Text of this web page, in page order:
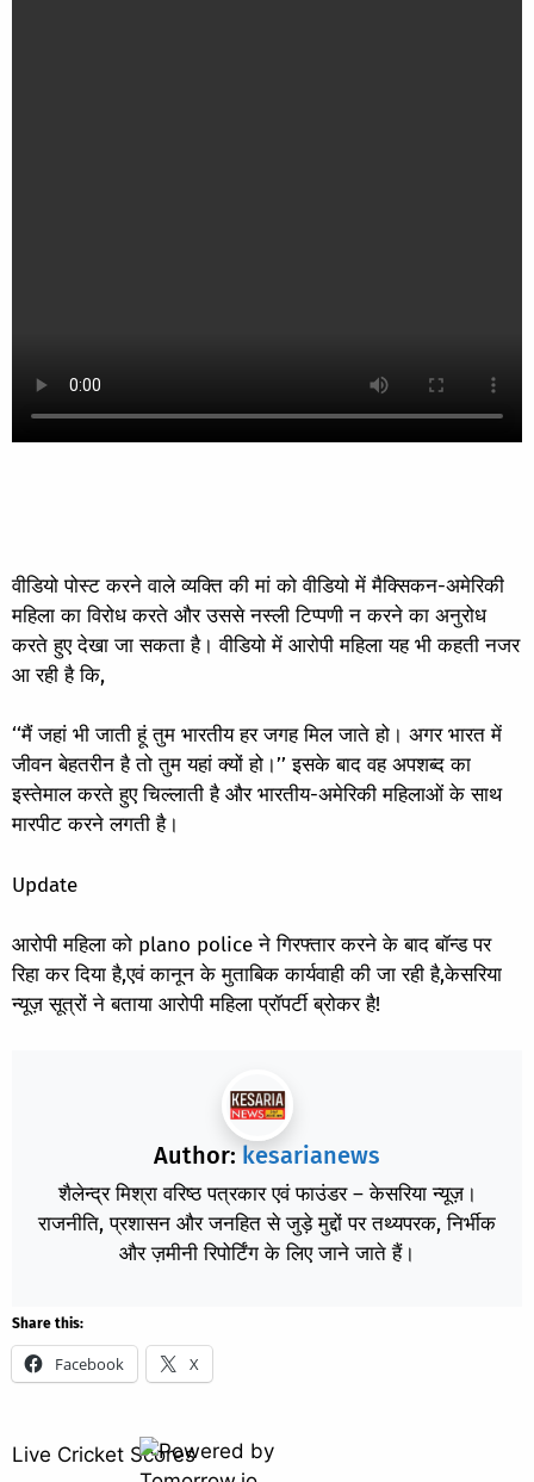
वीडियो पोस्ट करने वाले व्यक्ति की मां को वीडियो में मैक्सिकन-अमेरिकी
महिला का विरोध करते और उससे नस्ली टिप्पणी न करने का अनुरोध
करते हुए देखा जा सकता है। वीडियो में आरोपी महिला यह भी कहती नजर
आ रही है कि,
‘‘मैं जहां भी जाती हूं तुम भारतीय हर जगह मिल जाते हो। अगर भारत में
जीवन बेहतरीन है तो तुम यहां क्यों हो।’’ इसके बाद वह अपशब्द का
इस्तेमाल करते हुए चिल्लाती है और भारतीय-अमेरिकी महिलाओं के साथ
मारपीट करने लगती है।
Update
आरोपी महिला को plano police ने गिरफ्तार करने के बाद बॉन्ड पर
रिहा कर दिया है,एवं कानून के मुताबिक कार्यवाही की जा रही है,केसरिया
न्यूज़ सूत्रों ने बताया आरोपी महिला प्रॉपर्टी ब्रोकर है!
Author: kesarianews
शैलेन्द्र मिश्रा वरिष्ठ पत्रकार एवं फाउंडर – केसरिया न्यूज़।
राजनीति, प्रशासन और जनहित से जुड़े मुद्दों पर तथ्यपरक, निर्भीक
और ज़मीनी रिपोर्टिंग के लिए जाने जाते हैं।
Share this:
Facebook X
Live Cricket Scores